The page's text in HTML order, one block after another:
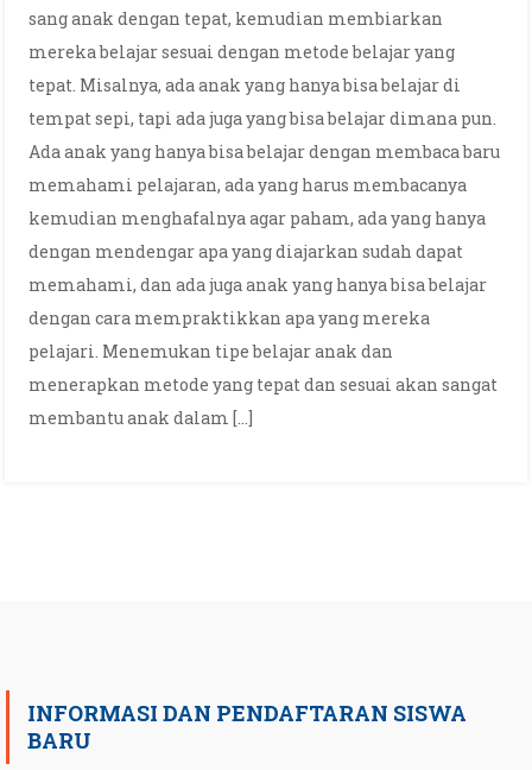
sang anak dengan tepat, kemudian membiarkan
mereka belajar sesuai dengan metode belajar yang
tepat. Misalnya, ada anak yang hanya bisa belajar di
tempat sepi, tapi ada juga yang bisa belajar dimana pun.
Ada anak yang hanya bisa belajar dengan membaca baru
memahami pelajaran, ada yang harus membacanya
kemudian menghafalnya agar paham, ada yang hanya
dengan mendengar apa yang diajarkan sudah dapat
memahami, dan ada juga anak yang hanya bisa belajar
dengan cara mempraktikkan apa yang mereka
pelajari. Menemukan tipe belajar anak dan
menerapkan metode yang tepat dan sesuai akan sangat
membantu anak dalam […]
INFORMASI DAN PENDAFTARAN SISWA
BARU